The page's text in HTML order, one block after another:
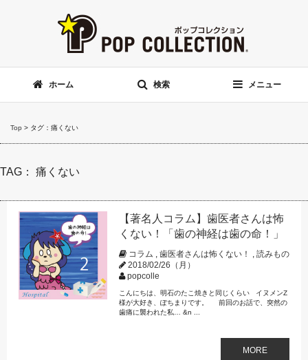
ホーム 検索 メニュー
Top > タグ：痛くない
TAG： 痛くない
【著名人コラム】歯医者さんは怖
くない！「歯の神経は歯の命！」
コラム , 歯医者さんは怖くない！ , 読みもの
2018/02/26（月）
popcolle
こんにちは、明石のたこ焼きと同じくらい イヌメンZ
様が大好き、ぽちまりです。 前回のお話で、突然の
歯痛に襲われた私… &n ...
MORE